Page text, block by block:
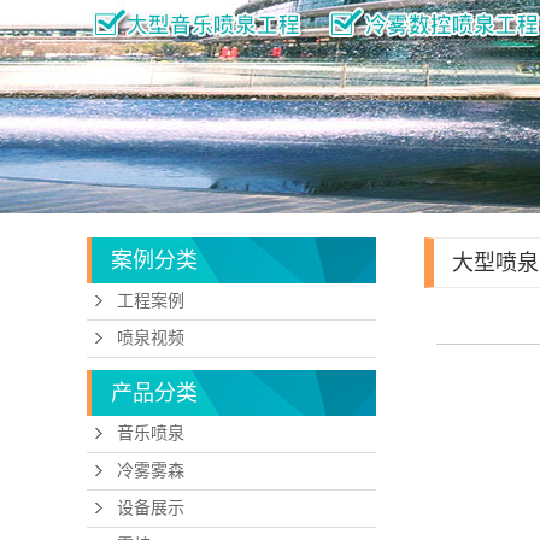
案例分类
工程案例
喷泉视频
产品分类
音乐喷泉
冷雾雾森
设备展示
大型喷泉